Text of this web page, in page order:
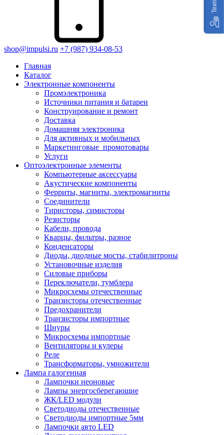
shop@impulsi.ru +7 (987) 934-08-53
Главная
Каталог
Электронные компоненты
Промэлектроника
Источники питания и батареи
Конструирование и ремонт
Доставка
Домашняя электроника
Для активных и мобильных
Маркетинговые_промотовары
Услуги
Оптоэлектронные элементы
Компьютерные аксессуары
Акустические компоненты
Ферриты, магниты, электромагниты
Соединители
Тиристоры, симисторы
Резисторы
Кабели, провода
Кварцы, фильтры, разное
Конденсаторы
Диоды, диодные мосты, стабилитроны
Установочные изделия
Силовые приборы
Переключатели, тумблера
Микросхемы отечественные
Транзисторы отечественные
Предохранители
Транзисторы импортные
Шнуры
Микросхемы импортные
Вентиляторы и кулеры
Реле
Трансформаторы, умножители
Лампа галогенная
Лампочки неоновые
Лампы энергосберегающие
ЖК/LED модули
Светодиоды отечественные
Светодиоды импортные 5мм
Лампочки авто LED